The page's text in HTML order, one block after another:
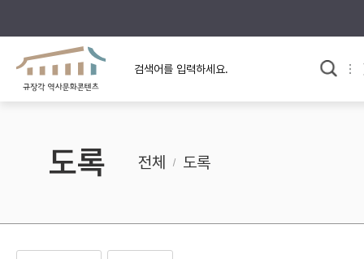
규장각의 어제와 오늘
규장각 소개영상
사료와 문학으로 본
고대
조선 후기
도록 전체 도록